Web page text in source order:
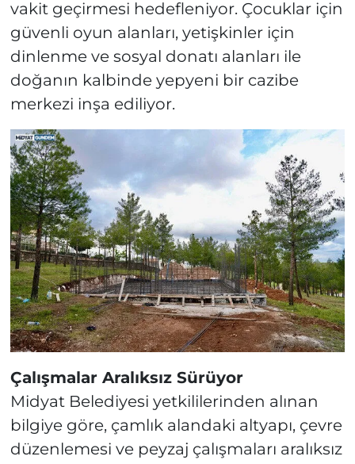
vakit geçirmesi hedefleniyor. Çocuklar için
güvenli oyun alanları, yetişkinler için
dinlenme ve sosyal donatı alanları ile
doğanın kalbinde yepyeni bir cazibe
merkezi inşa ediliyor.
Çalışmalar Aralıksız Sürüyor
Midyat Belediyesi yetkililerinden alınan
bilgiye göre, çamlık alandaki altyapı, çevre
düzenlemesi ve peyzaj çalışmaları aralıksız